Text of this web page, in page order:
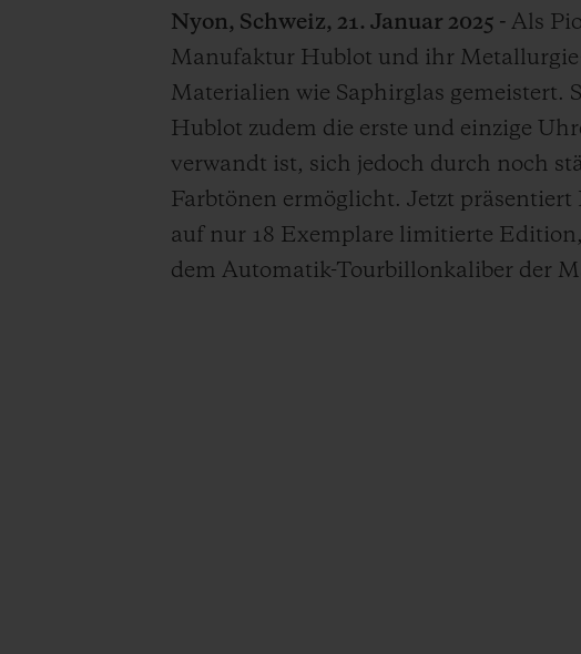
Nyon, Schweiz, 21. Januar 2025 -Als
Manufaktur Hublot und ihr
Materialien wie Saphirglas gemeistert.
Hublot zudem die erste und einzige
verwandt ist, sich jedoch durch noch
Farbtönen ermöglicht. Jetzt
auf nur 18 Exemplare limitierte
dem Automatik-Tourbillonkaliber der